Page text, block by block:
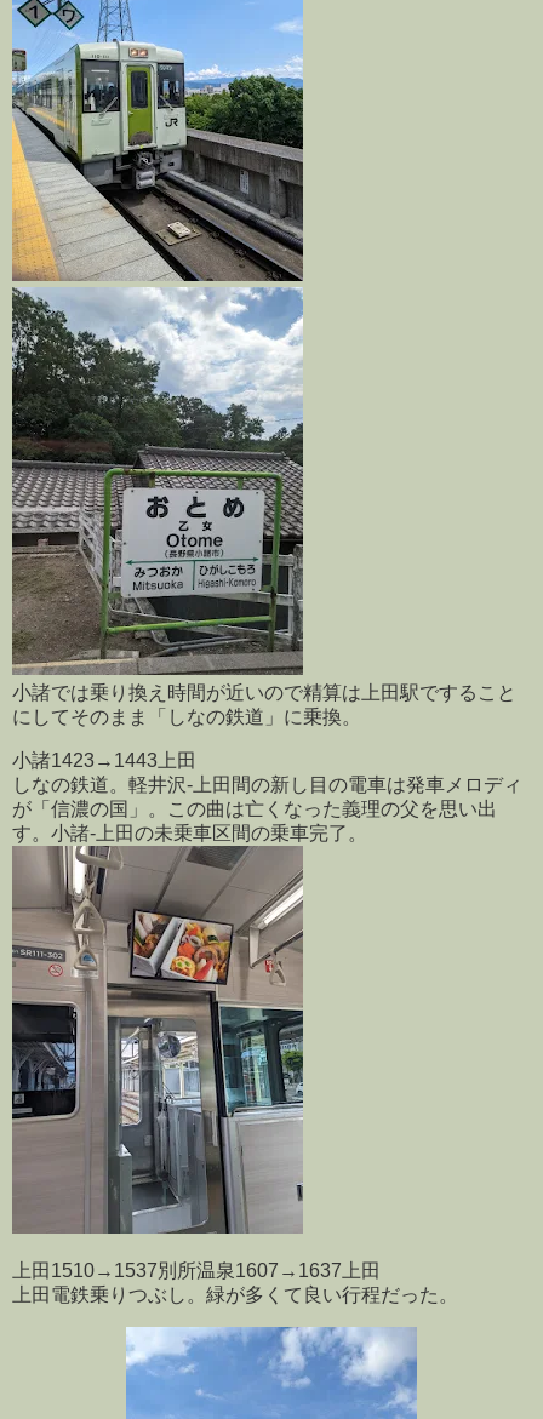
小諸では乗り換え時間が近いので精算は上田駅ですること
にしてそのまま「しなの鉄道」に乗換。
小諸1423→1443上田
しなの鉄道。軽井沢-上田間の新し目の電車は発車メロディ
が「信濃の国」。この曲は亡くなった義理の父を思い出
す。小諸-上田の未乗車区間の乗車完了。
上田1510→1537別所温泉1607→1637上田
上田電鉄乗りつぶし。緑が多くて良い行程だった。